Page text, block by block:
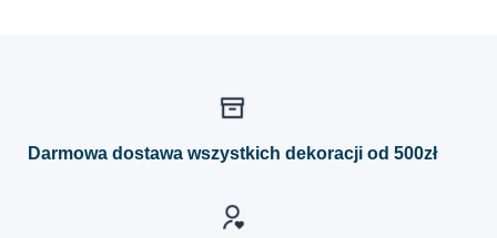
można
Darmowa dostawa wszystkich dekoracji od 500zł